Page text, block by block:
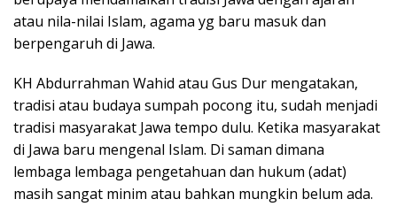
atau nila-nilai Islam, agama yg baru masuk dan
berpengaruh di Jawa.
KH Abdurrahman Wahid atau Gus Dur mengatakan,
tradisi atau budaya sumpah pocong itu, sudah menjadi
tradisi masyarakat Jawa tempo dulu. Ketika masyarakat
di Jawa baru mengenal Islam. Di saman dimana
lembaga lembaga pengetahuan dan hukum (adat)
masih sangat minim atau bahkan mungkin belum ada.